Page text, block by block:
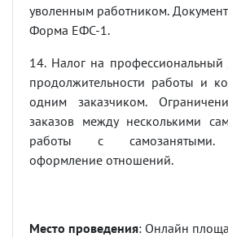
уволенным работником.
Форма ЕФС-1.
14. Налог на
продолжительности работы и
одним заказчиком.
заказов между несколькими
работы с самозанятыми.
оформление отношений.
Место проведения: Онлайн